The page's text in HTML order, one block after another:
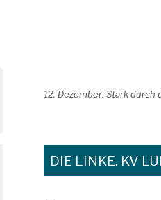
12. Dezember: Stark durch
DIE LINKE. KV